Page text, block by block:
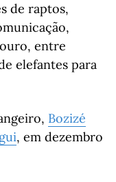
de raptos,
entre
elefantes para
Bozizé
, em dezembro